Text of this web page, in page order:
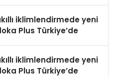
iklimlendirmede yeni
Plus Türkiye’de
iklimlendirmede yeni
Plus Türkiye’de